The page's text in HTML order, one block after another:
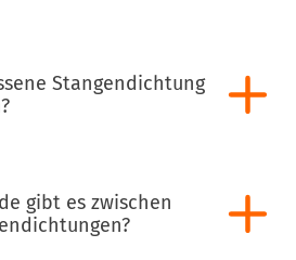
Stangendichtung
gibt es zwischen